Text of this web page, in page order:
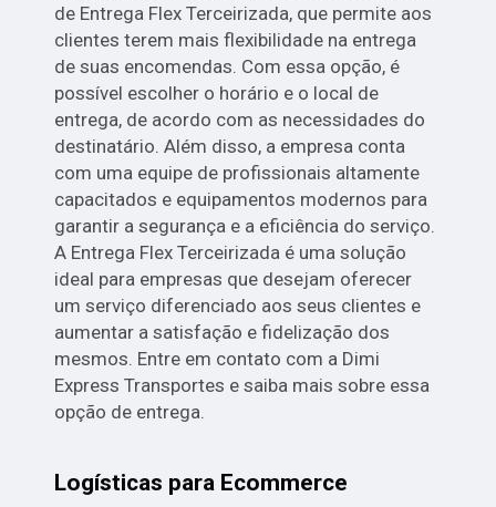
de Entrega Flex Terceirizada, que permite aos
clientes terem mais flexibilidade na entrega
de suas encomendas. Com essa opção, é
possível escolher o horário e o local de
entrega, de acordo com as necessidades do
destinatário. Além disso, a empresa conta
com uma equipe de profissionais altamente
capacitados e equipamentos modernos para
garantir a segurança e a eficiência do serviço.
A Entrega Flex Terceirizada é uma solução
ideal para empresas que desejam oferecer
um serviço diferenciado aos seus clientes e
aumentar a satisfação e fidelização dos
mesmos. Entre em contato com a Dimi
Express Transportes e saiba mais sobre essa
opção de entrega.
Logísticas para Ecommerce